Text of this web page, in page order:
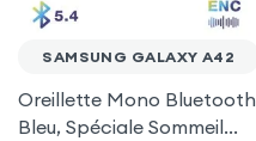
SAMSUNG GALAXY A42
Oreillette Mono Bluetooth
Bleu, Spéciale Sommeil